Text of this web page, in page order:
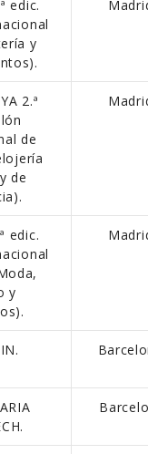
edic.
y
2.ª
de
de
edic.
y